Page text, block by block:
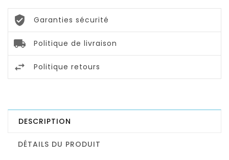
Garanties sécurité
Politique de livraison
Politique retours
DESCRIPTION
DÉTAILS DU PRODUIT